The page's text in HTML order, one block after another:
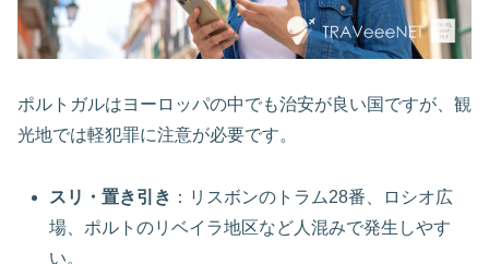
ポルトガルはヨーロッパの中でも治安が良い国ですが、観
光地では軽犯罪に注意が必要です。
スリ・置き引き ：リスボンのトラム28番、ロシオ広
場、ポルトのリベイラ地区など人混みで発生しやす
い。